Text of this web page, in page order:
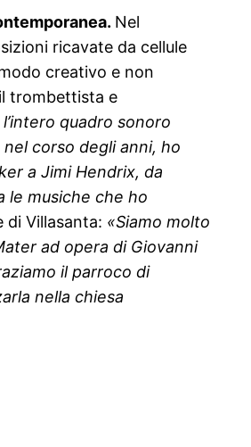
Nel
ricavate da cellule
creativo e non
trombettista e
quadro sonoro
corso degli anni, ho
a Jimi Hendrix, da
le musiche che ho
di Villasanta: «Siamo molto
ad opera di Giovanni
il parroco di
nella chiesa